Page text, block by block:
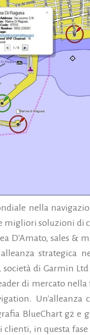
nella
migliori soluzioni di
D'Amato, sales &
strategica
di Garmin
di mercato
Un'alleanza
BlueChart g2 e
in questa